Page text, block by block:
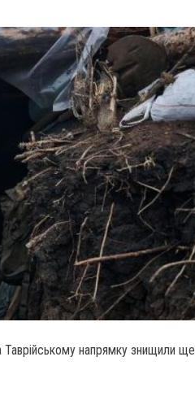
Таврійському напрямку знищили ще